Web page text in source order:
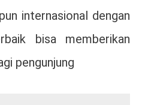
internasional dengan
bisa memberikan
pengunjung